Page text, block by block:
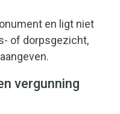
en ligt niet
of dorpsgezicht,
vergunning